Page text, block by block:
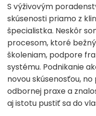
S výživovým
skúsenosti priamo z
špecialistka. Neskôr
procesom, ktoré
školeniam, podpore
systému. Podnikanie
novou skúsenosťou,
odbornej praxe a
aj istotu pustiť sa do